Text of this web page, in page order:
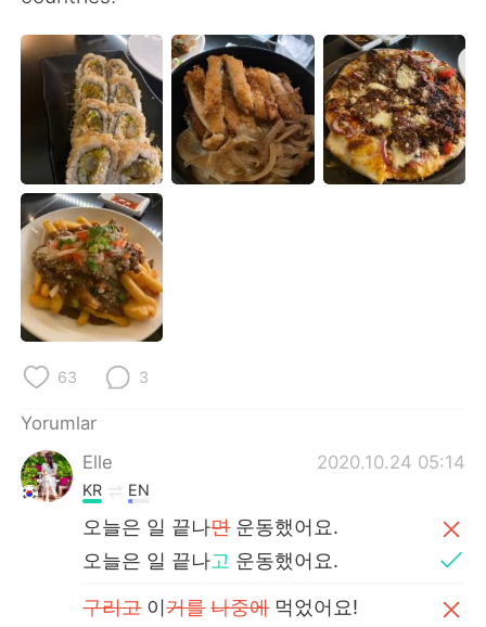
Português
63 3
Yorumlar
Elle
2020.10.24 05:14
KR EN
오늘은 일 끝나면운동했어요.
오늘은 일 끝나고 운동했어요.
구리고이거를 나중에먹었어요!